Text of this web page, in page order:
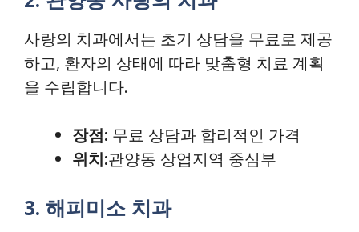
사랑의 치과에서는 초기 상담을 무료로 제공
하고, 환자의 상태에 따라 맞춤형 치료 계획
을 수립합니다.
장점: 무료 상담과 합리적인 가격
위치:관양동 상업지역 중심부
3. 해피미소 치과